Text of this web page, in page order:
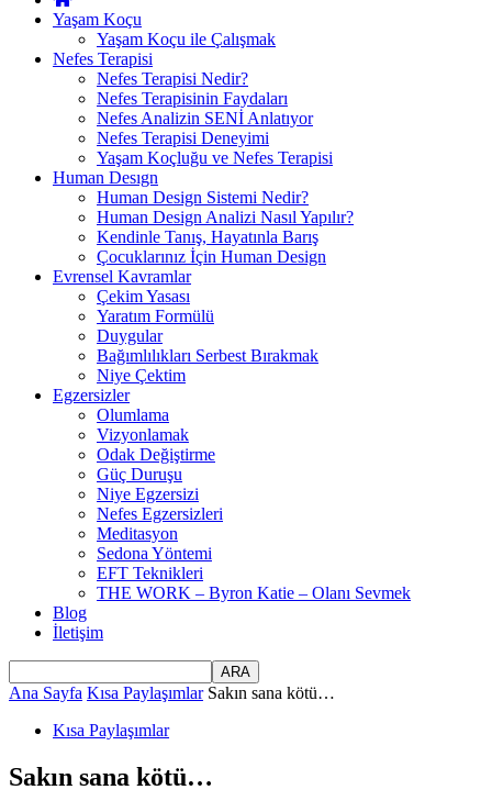
Yaşam Koçu
Yaşam Koçu ile Çalışmak
Nefes Terapisi
Nefes Terapisi Nedir?
Nefes Terapisinin Faydaları
Nefes Analizin SENİ Anlatıyor
Nefes Terapisi Deneyimi
Yaşam Koçluğu ve Nefes Terapisi
Human Desıgn
Human Design Sistemi Nedir?
Human Design Analizi Nasıl Yapılır?
Kendinle Tanış, Hayatınla Barış
Çocuklarınız İçin Human Design
Evrensel Kavramlar
Çekim Yasası
Yaratım Formülü
Duygular
Bağımlılıkları Serbest Bırakmak
Niye Çektim
Egzersizler
Olumlama
Vizyonlamak
Odak Değiştirme
Güç Duruşu
Niye Egzersizi
Nefes Egzersizleri
Meditasyon
Sedona Yöntemi
EFT Teknikleri
THE WORK – Byron Katie – Olanı Sevmek
Blog
İletişim
Ana Sayfa Kısa Paylaşımlar Sakın sana kötü…
Kısa Paylaşımlar
Sakın sana kötü…